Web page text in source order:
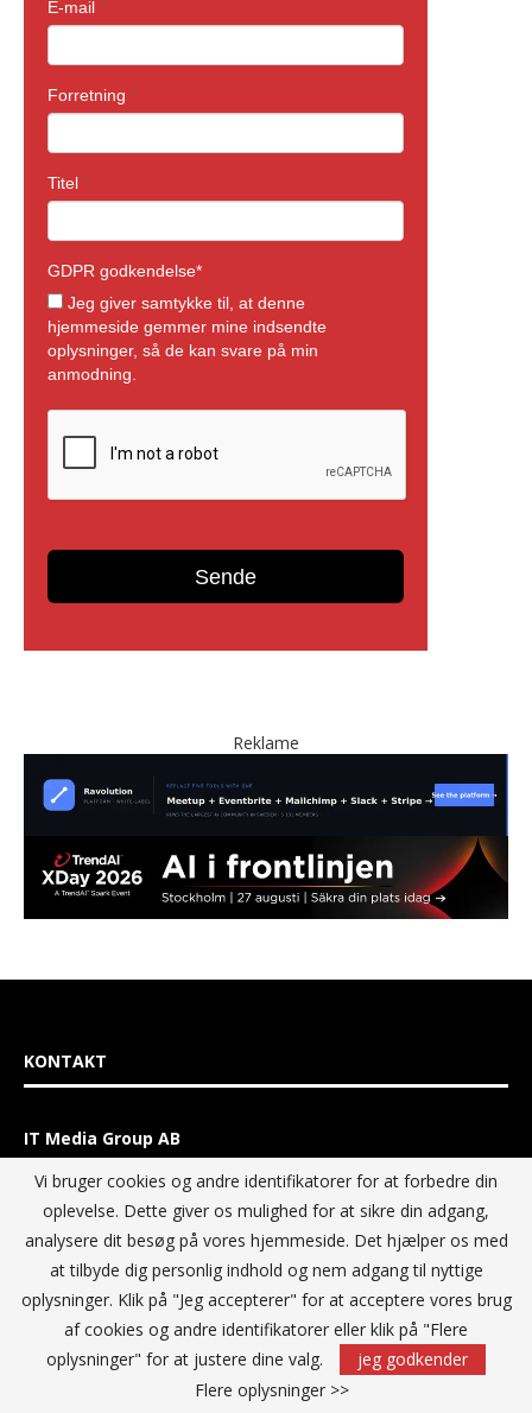
Reklame
KONTAKT
IT Media Group AB
Kungsgatan 9
111 43 Stockholm, Sweden
E-mail:
info@itmediagroup.se
TEAM
Ansvarlig udgiver og Direktør:
Vi bruger cookies og andre identifikatorer for at forbedre din
oplevelse. Dette giver os mulighed for at sikre din adgang,
analysere dit besøg på vores hjemmeside. Det hjælper os med
at tilbyde dig personlig indhold og nem adgang til nyttige
oplysninger. Klik på "Jeg accepterer" for at acceptere vores brug
af cookies og andre identifikatorer eller klik på "Flere
oplysninger" for at justere dine valg.
jeg godkender
Flere oplysninger >>